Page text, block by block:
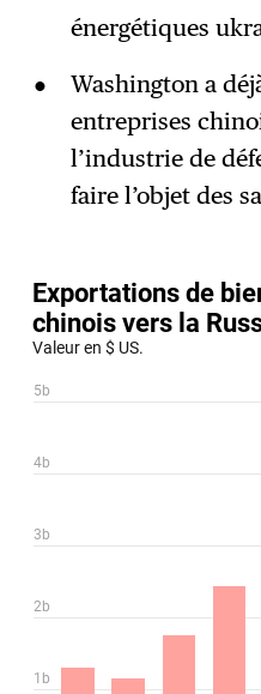
énergétiques
Washington a
entreprises
l’industrie de
faire l’objet des